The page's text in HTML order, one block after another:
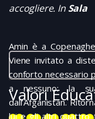
accogliere. In Sala
Amin è a
Viene invitato a
conforto necessario
a nessuno: la
dall’Afganistan.
lui e gli altri quattro
Valori